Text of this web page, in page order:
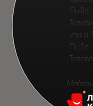
Пн-Вс:
улица
Пн-Вс: